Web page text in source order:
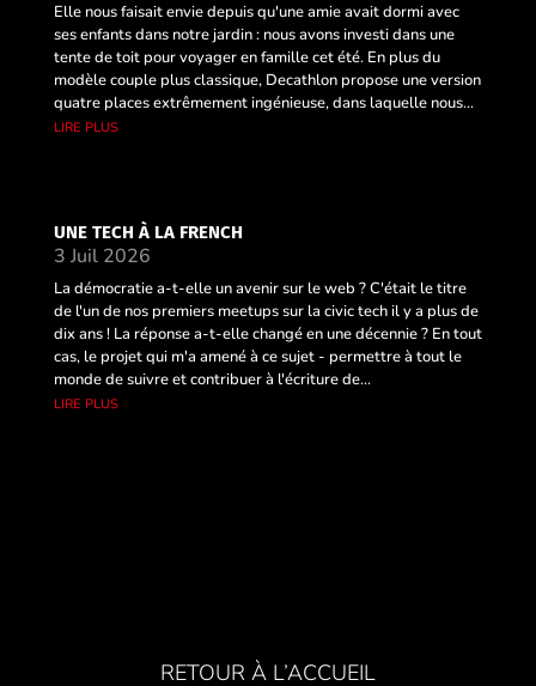
Elle nous faisait envie depuis qu'une amie avait dormi avec
ses enfants dans notre jardin : nous avons investi dans une
tente de toit pour voyager en famille cet été. En plus du
modèle couple plus classique, Decathlon propose une version
quatre places extrêmement ingénieuse, dans laquelle nous...
lire plus
UNE TECH À LA FRENCH
3 Juil 2026
La démocratie a-t-elle un avenir sur le web ? C'était le titre
de l'un de nos premiers meetups sur la civic tech il y a plus de
dix ans ! La réponse a-t-elle changé en une décennie ? En tout
cas, le projet qui m'a amené à ce sujet - permettre à tout le
monde de suivre et contribuer à l'écriture de...
lire plus
RETOUR À L’ACCUEIL